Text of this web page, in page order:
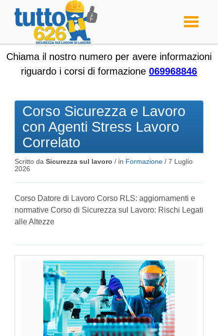
Toggle
Chiama il nostro numero per avere informazioni
riguardo i corsi di formazione 069968846
Corso Sicurezza e Lavoro
con Agenti Stress Lavoro
Correlato
Scritto da Sicurezza sul lavoro / in Formazione / 7 Luglio
2026
Corso Datore di Lavoro Corso RLS: aggiornamenti e
normative Corso di Sicurezza sul Lavoro: Rischi Legati
alle Altezze